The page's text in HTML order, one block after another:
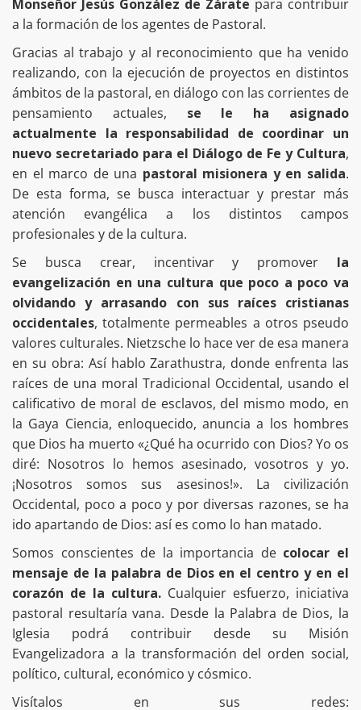
Monseñor Jesús González de Zárate para contribuir
a la formación de los agentes de Pastoral.
Gracias al trabajo y al reconocimiento que ha venido
realizando, con la ejecución de proyectos en distintos
ámbitos de la pastoral, en diálogo con las corrientes de
pensamiento actuales, se le ha asignado
actualmente la responsabilidad de coordinar un
nuevo secretariado para el Diálogo de Fe y Cultura,
en el marco de una pastoral misionera y en salida.
De esta forma, se busca interactuar y prestar más
atención evangélica a los distintos campos
profesionales y de la cultura.
Se busca crear, incentivar y promover la
evangelización en una cultura que poco a poco va
olvidando y arrasando con sus raíces cristianas
occidentales, totalmente permeables a otros pseudo
valores culturales. Nietzsche lo hace ver de esa manera
en su obra: Así hablo Zarathustra, donde enfrenta las
raíces de una moral Tradicional Occidental, usando el
calificativo de moral de esclavos, del mismo modo, en
la Gaya Ciencia, enloquecido, anuncia a los hombres
que Dios ha muerto «¿Qué ha ocurrido con Dios? Yo os
diré: Nosotros lo hemos asesinado, vosotros y yo.
¡Nosotros somos sus asesinos!». La civilización
Occidental, poco a poco y por diversas razones, se ha
ido apartando de Dios: así es como lo han matado.
Somos conscientes de la importancia de colocar el
mensaje de la palabra de Dios en el centro y en el
corazón de la cultura. Cualquier esfuerzo, iniciativa
pastoral resultaría vana. Desde la Palabra de Dios, la
Iglesia podrá contribuir desde su Misión
Evangelizadora a la transformación del orden social,
político, cultural, económico y cósmico.
Visítalos en sus redes: